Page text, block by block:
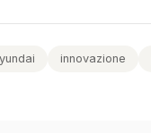
innovazione